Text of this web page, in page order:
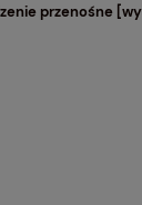
przenośne